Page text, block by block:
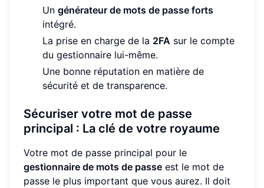
Un générateur de mots de passe forts
intégré.
La prise en charge de la 2FA sur le compte
du gestionnaire lui-même.
Une bonne réputation en matière de
sécurité et de transparence.
Sécuriser votre mot de passe
principal : La clé de votre royaume
Votre mot de passe principal pour le
gestionnaire de mots de passe est le mot de
passe le plus important que vous aurez. Il doit